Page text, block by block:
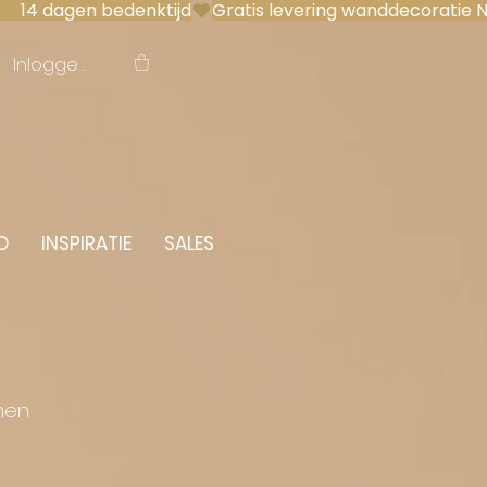
dagen bedenktijd
Inloggen
INSPIRATIE
SALES